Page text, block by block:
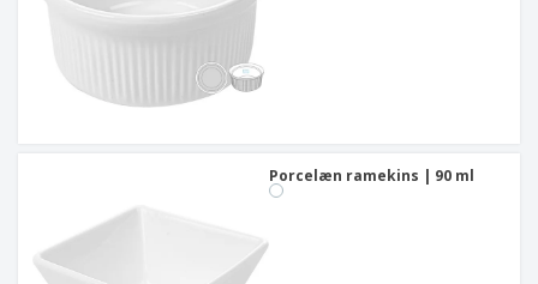
Porcelæn ramekins | 90 ml